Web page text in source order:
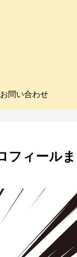
お問い合わせ
フィールま